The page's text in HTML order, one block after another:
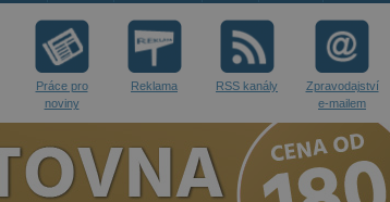
Práce pro
noviny
Reklama RSS kanály
Zpravodajství
e-mailem